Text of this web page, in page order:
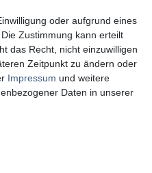
oder aufgrund eines
Zustimmung kann erteilt
das Recht, nicht einzuwilligen
Zeitpunkt zu ändern oder
Impressum und weitere
Daten in unserer